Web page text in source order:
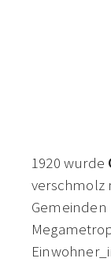
1920 wurde
verschmolz